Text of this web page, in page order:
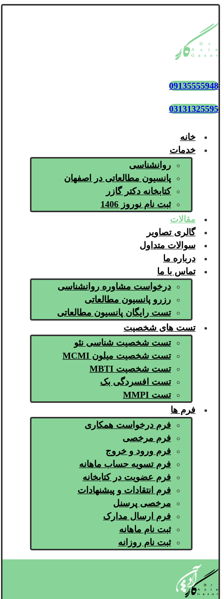
09135555948
03131325595
خانه
خدمات
روانشناسی
پانسیون مطالعاتی در اصفهان
کتابخانه دکتر گازر
ثبت نام نوروز 1406
مقالات
گالری تصاویر
سوالات متداول
درباره ما
تماس با ما
درخواست مشاوره روانشناسی
رزرو پانسیون مطالعاتی
تست رایگان پانسیون مطالعاتی
تست های شخصیت
تست شخصیت شناسی نئو
تست شخصیت میلون MCMI
تست شخصیت MBTI
تست افسردگی بک
تست MMPI
فرم ها
فرم درخواست همکاری
فرم مرخصی
فرم ورود و خروج
فرم تسویه حساب ماهانه
فرم عضویت در کتابخانه
فرم انتقادات و پیشنهادات
مرخصی پرسنل
فرم ارسال مدارک
ثبت نام ماهانه
ثبت نام روزانه